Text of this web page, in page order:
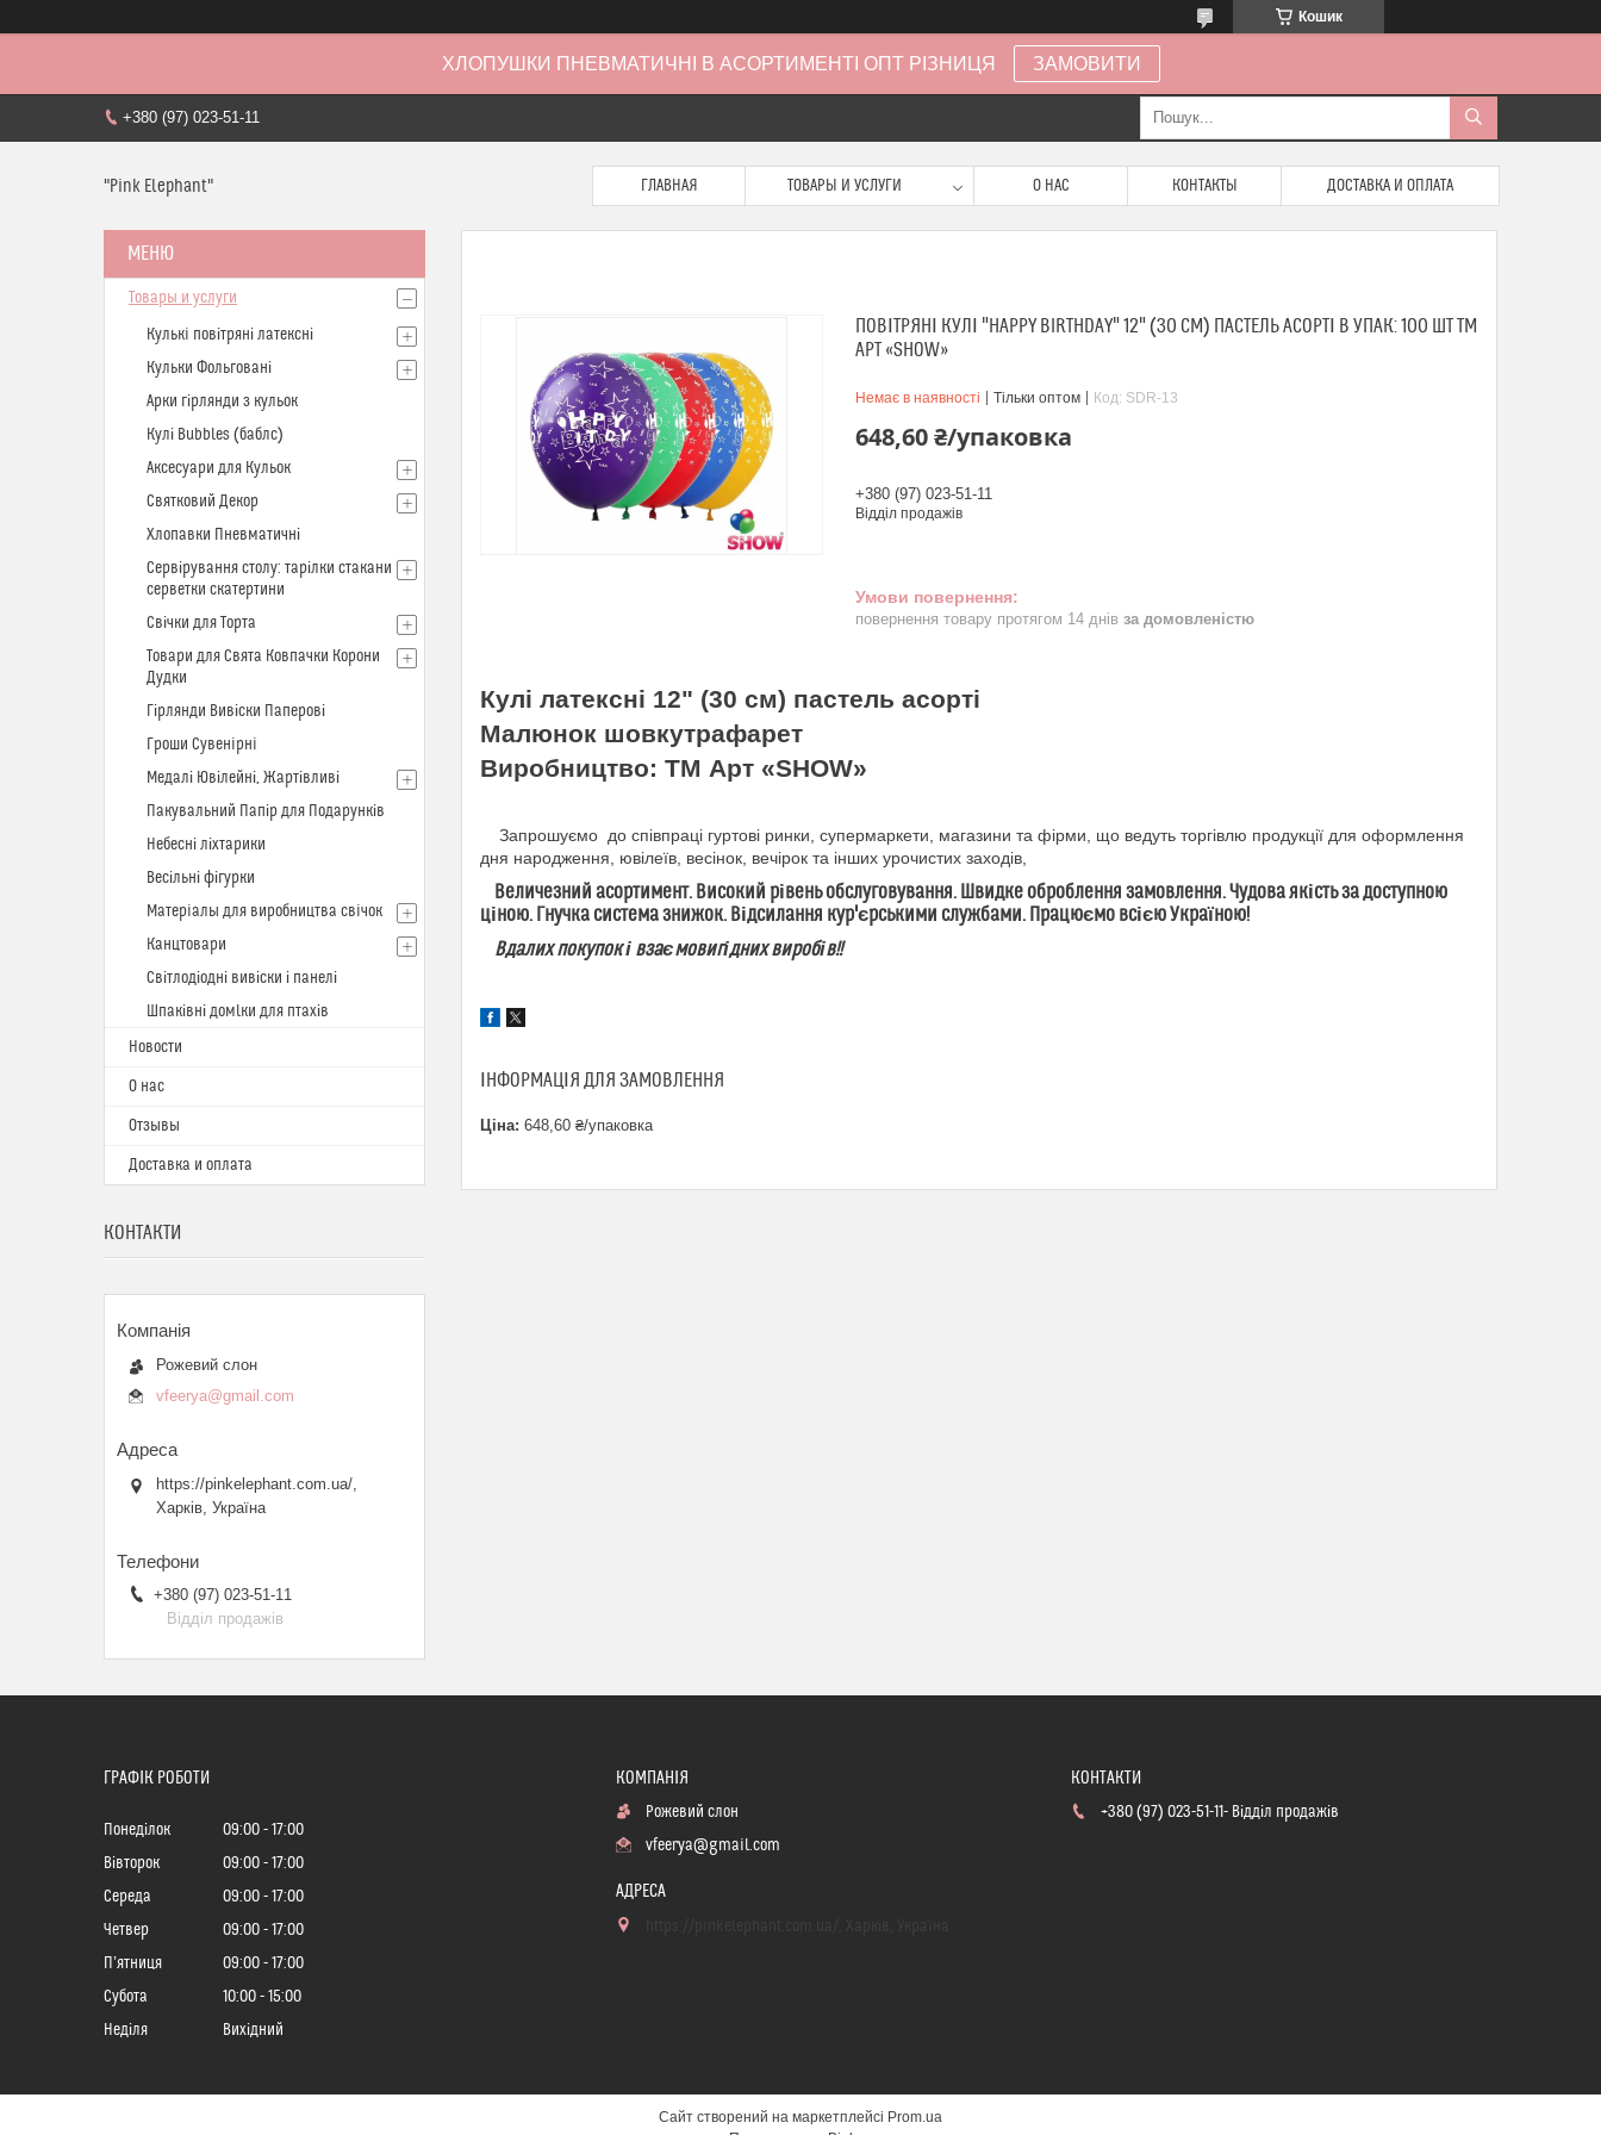
Кошик
ХЛОПУШКИ ПНЕВМАТИЧНІ В АСОРТИМЕНТІ ОПТ РІЗНИЦЯ ЗАМОВИТИ
+380 (97) 023-51-11
"Pink Elephant" ГЛАВНАЯ ТОВАРЫ И УСЛУГИ О НАС КОНТАКТЫ ДОСТАВКА И ОПЛАТА
ПОВІТРЯНІ КУЛІ "HAPPY BIRTHDAY" 12" (30 СМ) ПАСТЕЛЬ АСОРТІ В УПАК: 100 ШТ ТМ
АРТ «SHOW»
Немає в наявності Тільки оптом Код: SDR-13
648,60 ₴/упаковка
+380 (97) 023-51-11
Відділ продажів
повернення товару протягом 14 днів за домовленістю
Кулі латексні 12" (30 см) пастель асорті
Малюнок шовкутрафарет
Виробництво: ТМ Арт «SHOW»
Запрошуємо до співпраці гуртові ринки, супермаркети, магазини та фірми, що ведуть торгівлю продукції для оформлення
дня народження, ювілеїв, весінок, вечірок та інших урочистих заходів,
Величезний асортимент. Високий рівень обслуговування. Швидке оброблення замовлення. Чудова якість за доступною
ціною. Гнучка система знижок. Відсилання кур'єрськими службами. Працюємо всією Україною!
Вдалих покупок і взаємовигідних виробів!!
ІНФОРМАЦІЯ ДЛЯ ЗАМОВЛЕННЯ
Ціна: 648,60 ₴/упаковка
Товары и услуги
Кулькi повітряні латексні
Кульки Фольговані
Арки гірлянди з кульок
Кулі Bubbles (баблс)
Аксесуари для Кульок
Святковий Декор
Хлопавки Пневматичні
Сервірування столу: тарілки стакани
серветки скатертини
Свічки для Торта
Товари для Свята Ковпачки Корони
Дудки
Гірлянди Вивіски Паперові
Гроши Сувенiрнi
Медалі Ювілейні, Жартівливі
Пакувальний Папір для Подарунків
Небесні ліхтарики
Весільні фігурки
Матерiалы для виробництва свiчок
Канцтовари
Світлодіодні вивіски і панелі
Шпаківні домlки для птахів
Новости
О нас
Отзывы
Доставка и оплата
КОНТАКТИ
Рожевий слон
vfeerya@gmail.com
https://pinkelephant.com.ua/,
Харків, Україна
+380 (97) 023-51-11
Відділ продажів
ГРАФІК РОБОТИ
Понеділок 09:00
17:00
Вівторок
09:00
17:00
Середа
09:00
17:00
Четвер
09:00
17:00
Пʼятниця
09:00
17:00
Субота
10:00
15:00
Неділя
Вихідний
Рожевий слон
vfeerya@gmail.com
+380 (97) 023-51-11 Відділ продажів
Сайт створений на маркетплейсі Prom.ua